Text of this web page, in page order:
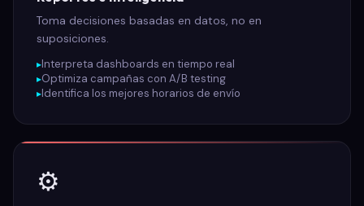
Toma decisiones basadas en datos, no en
suposiciones.
Interpreta dashboards en tiempo real
Optimiza campañas con A/B testing
Identifica los mejores horarios de envío
⚙️